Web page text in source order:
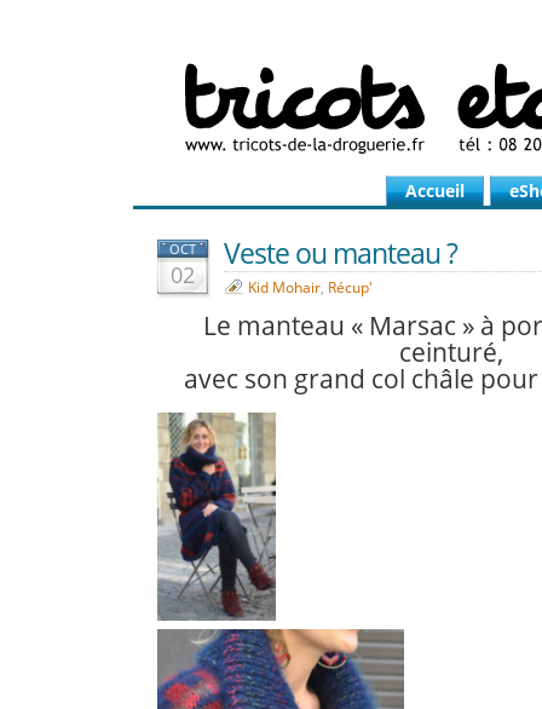
Accueil
OCT
02
Veste ou manteau ?
Kid Mohair, Récup'
Le manteau « Marsac » à
ceinturé,
avec son grand col châle